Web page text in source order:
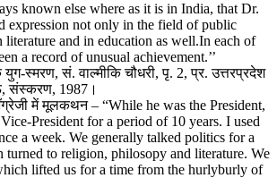
known else where as it is in India, that Dr.
expression not only in the field of public
and in education as well.In each of
a record of unusual achievement.’’
युग-स्मरण, सं. वाल्मीकि चौधरी, पृ. 2, प्र. उत्तरप्रदेश
संस्करण, 1987।
में मूलकथन – “While he was the President,
President for a period of 10 years. I used
a week. We generally talked politics for a
turned to religion, philosopy and literature. We
lifted us for a time from the hurlyburly of